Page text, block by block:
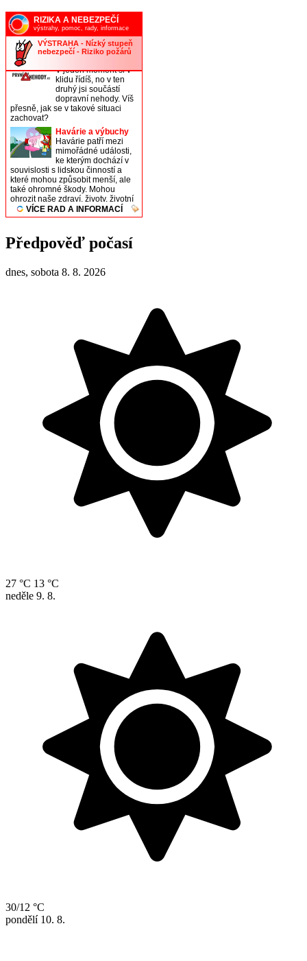
Předpověď počasí
dnes, sobota 8. 8. 2026
27 °C 13 °C
neděle 9. 8.
30/12 °C
pondělí 10. 8.